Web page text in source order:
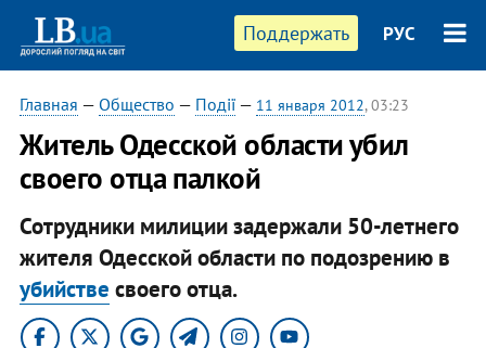
Поддержать РУС
Главная — Общество — Події— 11 января 2012, 03:23
Житель Одесской области убил
своего отца палкой
Сотрудники милиции задержали 50-летнего
жителя Одесской области по подозрению в
убийстве своего отца.